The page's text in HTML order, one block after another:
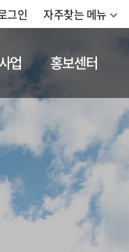
그인 자주찾는 메뉴
업 홍보센터